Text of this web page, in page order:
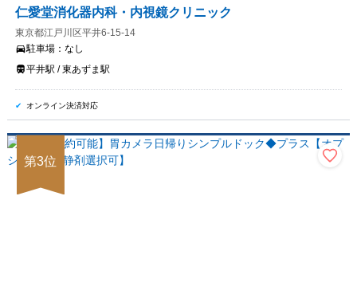
仁愛堂消化器内科・内視鏡クリニック
東京都江戸川区平井6-15-14
駐車場： なし
平井駅 / 東あずま駅
オンライン決済対応
第3位